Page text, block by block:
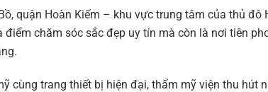
quận Hoàn Kiếm – khu vực trung tâm của thủ
chăm sóc sắc đẹp uy tín mà còn là nơi tiên
cùng trang thiết bị hiện đại, thẩm mỹ viện thu hút